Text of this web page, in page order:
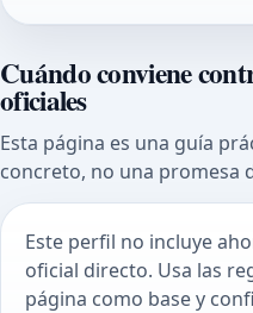
Cuándo conviene
oficiales
Esta página es una guía
concreto, no una promesa
Este perfil no incluye
oficial directo. Usa las
página como base y